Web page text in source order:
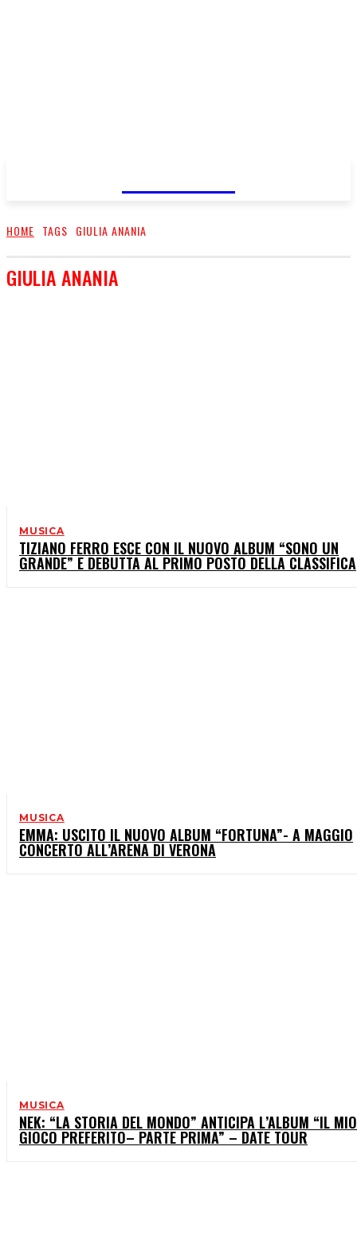
HOME TAGS GIULIA ANANIA
GIULIA ANANIA
MUSICA
TIZIANO FERRO ESCE CON IL NUOVO ALBUM “SONO UN
GRANDE” E DEBUTTA AL PRIMO POSTO DELLA CLASSIFICA
MUSICA
EMMA: USCITO IL NUOVO ALBUM “FORTUNA”- A MAGGIO
CONCERTO ALL’ARENA DI VERONA
MUSICA
NEK: “LA STORIA DEL MONDO” ANTICIPA L’ALBUM “IL MIO
GIOCO PREFERITO– PARTE PRIMA” – DATE TOUR